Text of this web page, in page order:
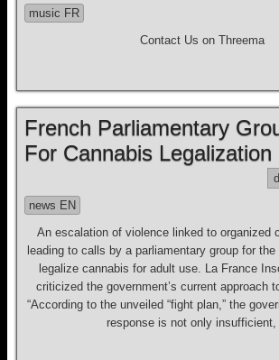
music FR
Contact Us on Threema
French Parliamentary
For Cannabis Legalization
news EN
An escalation of violence linked to organized
leading to calls by a parliamentary group for
legalize cannabis for adult use. La France
criticized the government’s current approach
“According to the unveiled “fight plan,” the
response is not only